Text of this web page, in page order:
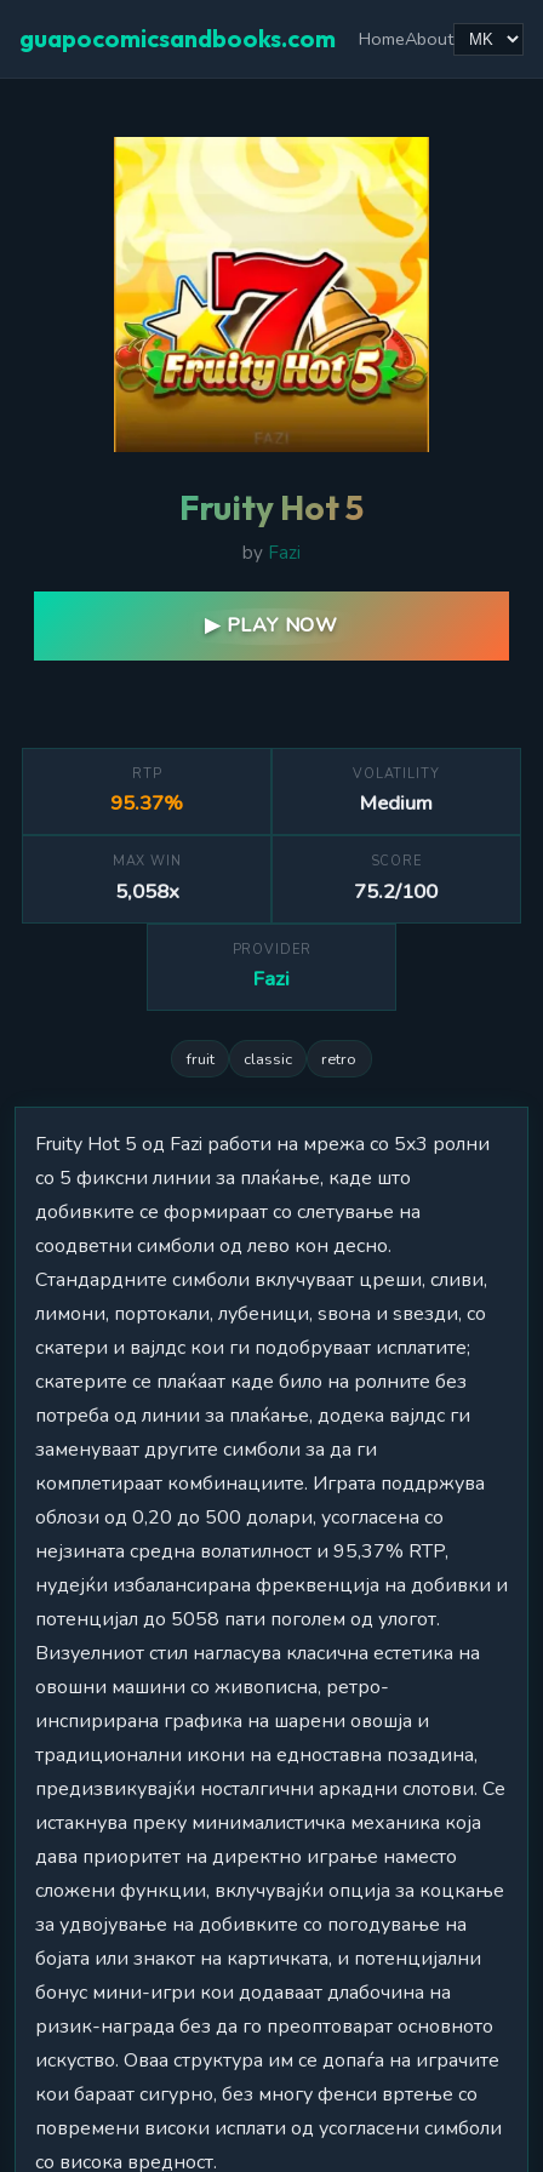
guapocomicsandbooks.com HomeAbout
Fruity Hot 5
by Fazi
▶ PLAY NOW
RTP
95.37%
VOLATILITY
Medium
MAX WIN
5,058x
SCORE
75.2/100
PROVIDER
Fazi
fruit classic retro
Fruity Hot 5 од Fazi работи на мрежа со 5x3 ролни
со 5 фиксни линии за плаќање, каде што
добивките се формираат со слетување на
соодветни симболи од лево кон десно.
Стандардните симболи вклучуваат цреши, сливи,
лимони, портокали, лубеници, ѕвона и ѕвезди, со
скатери и вајлдс кои ги подобруваат исплатите;
скатерите се плаќаат каде било на ролните без
потреба од линии за плаќање, додека вајлдс ги
заменуваат другите симболи за да ги
комплетираат комбинациите. Играта поддржува
облози од 0,20 до 500 долари, усогласена со
нејзината средна волатилност и 95,37% RTP,
нудејќи избалансирана фреквенција на добивки и
потенцијал до 5058 пати поголем од улогот.
Визуелниот стил нагласува класична естетика на
овошни машини со живописна, ретро-
инспирирана графика на шарени овошја и
традиционални икони на едноставна позадина,
предизвикувајќи носталгични аркадни слотови. Се
истакнува преку минималистичка механика која
дава приоритет на директно играње наместо
сложени функции, вклучувајќи опција за коцкање
за удвојување на добивките со погодување на
бојата или знакот на картичката, и потенцијални
бонус мини-игри кои додаваат длабочина на
ризик-награда без да го преоптоварат основното
искуство. Оваа структура им се допаѓа на играчите
кои бараат сигурно, без многу фенси вртење со
повремени високи исплати од усогласени симболи
со висока вредност.